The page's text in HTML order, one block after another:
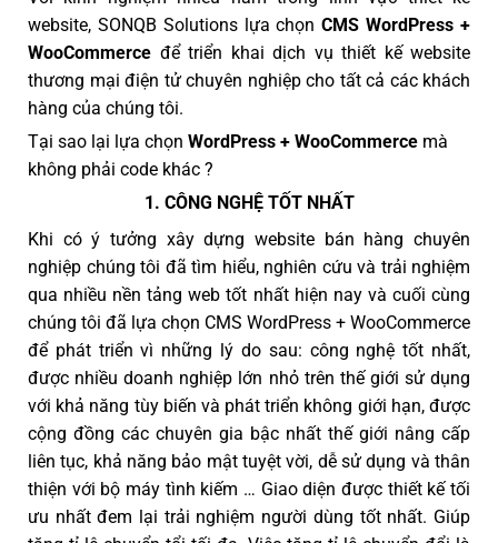
website, SONQB Solutions lựa chọnCMS WordPress +
WooCommerce để triển khai dịch vụ thiết kế website
thương mại điện tử chuyên nghiệp cho tất cả các khách
hàng của chúng tôi.
Tại sao lại lựa chọn WordPress + WooCommerce mà
không phải code khác ?
1. CÔNG NGHỆ TỐT NHẤT
Khi có ý tưởng xây dựng website bán hàng chuyên
nghiệp chúng tôi đã tìm hiểu, nghiên cứu và trải nghiệm
qua nhiều nền tảng web tốt nhất hiện nay và cuối cùng
chúng tôi đã lựa chọn CMS WordPress + WooCommerce
để phát triển vì những lý do sau: công nghệ tốt nhất,
được nhiều doanh nghiệp lớn nhỏ trên thế giới sử dụng
với khả năng tùy biến và phát triển không giới hạn, được
cộng đồng các chuyên gia bậc nhất thế giới nâng cấp
liên tục, khả năng bảo mật tuyệt vời, dễ sử dụng và thân
thiện với bộ máy tình kiếm … Giao diện được thiết kế tối
ưu nhất đem lại trải nghiệm người dùng tốt nhất. Giúp